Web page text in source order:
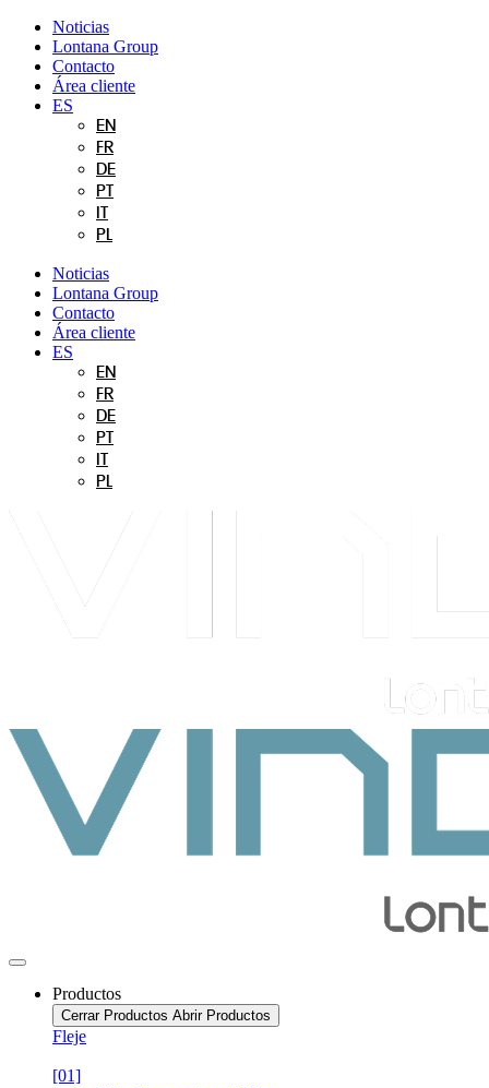
contenido
Noticias
Lontana Group
Contacto
Área cliente
ES
EN
FR
DE
PT
PL
Noticias
Lontana Group
Contacto
Área cliente
ES
EN
FR
DE
PT
PL
Productos
Cerrar Productos Abrir Productos
Fleje
[01]